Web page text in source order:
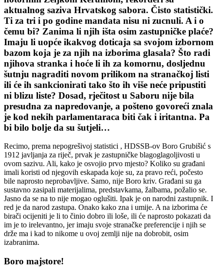
aktualnog saziva Hrvatskog sabora. Čisto statistički.
Ti za tri i po godine mandata nisu ni zucnuli. A i o
čemu bi? Zanima li njih išta osim zastupničke plaće?
Imaju li uopće ikakvog doticaja sa svojom izbornom
bazom koja je za njih na izborima glasala? Što radi
njihova stranka i hoće li ih za komornu, dosljednu
šutnju nagraditi novom prilikom na stranačkoj listi
ili će ih sankcionirati tako što ih više neće pripustiti
ni blizu liste? Dosad, rječitost u Saboru nije bila
presudna za napredovanje, a pošteno govoreći znala
je kod nekih parlamentaraca biti čak i iritantna. Pa
bi bilo bolje da su šutjeli…
Recimo, prema nepogrešivoj statistici , HDSSB-ov Boro Grubišić s
1912 javljanja za riječ, prvak je zastupničke blagoglagoljivosti u
ovom sazivu. Ali, kako je osvojio prvo mjesto? Koliko su građani
imali koristi od njegovih eskapada koje su, za pravo reći, počesto
bile naprosto neprobavljive. Samo, nije Boro kriv. Građani su ga
sustavno zasipali materijalima, predstavkama, žalbama, požalio se.
Jasno da se na to nije mogao oglušiti. Ipak je on narodni zastupnik. I
red je da narod zastupa. Onako kako zna i umije. A na izborima će
birači ocijeniti je li to činio dobro ili loše, ili će naprosto pokazati da
im je to irelevantno, jer imaju svoje stranačke preferencije i njih se
drže ma i kad to nikome u ovoj zemlji nije na dobrobit, osim
izabranima.
Boro majstore!